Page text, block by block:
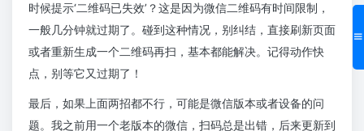
时候提示‘二维码已失效’？这是因为微信二维码有时间限制，
一般几分钟就过期了。碰到这种情况，别纠结，直接刷新页面
或者重新生成一个二维码再扫，基本都能解决。记得动作快
点，别等它又过期了！
最后，如果上面两招都不行，可能是微信版本或者设备的问
题。我之前用一个老版本的微信，扫码总是出错，后来更新到